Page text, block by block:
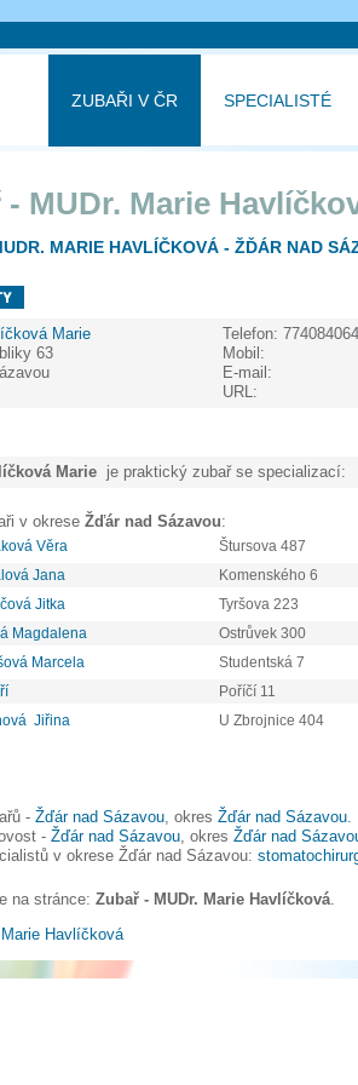
ZUBAŘI V ČR SPECIALISTÉ
MUDr. Marie
MARIE HAVLÍČKOVÁ - ŽĎÁR NAD
Marie
63
Telefon:
Mobil:
E-mail:
URL:
774084064
Marie je praktický zubař se specializací:
v okrese Žďár nad Sázavou:
Věra Štursova 487
Jana
Komenského 6
Jitka
Tyršova 223
Magdalena
Ostrůvek 300
Marcela
Studentská 7
Poříčí 11
Jiřina
U Zbrojnice 404
- Žďár nad Sázavou, okres Žďár nad Sázavou.
- Žďár nad Sázavou, okres Žďár nad
v okrese Žďár nad Sázavou:
na stránce: Zubař - MUDr. Marie Havlíčková.
Marie Havlíčková